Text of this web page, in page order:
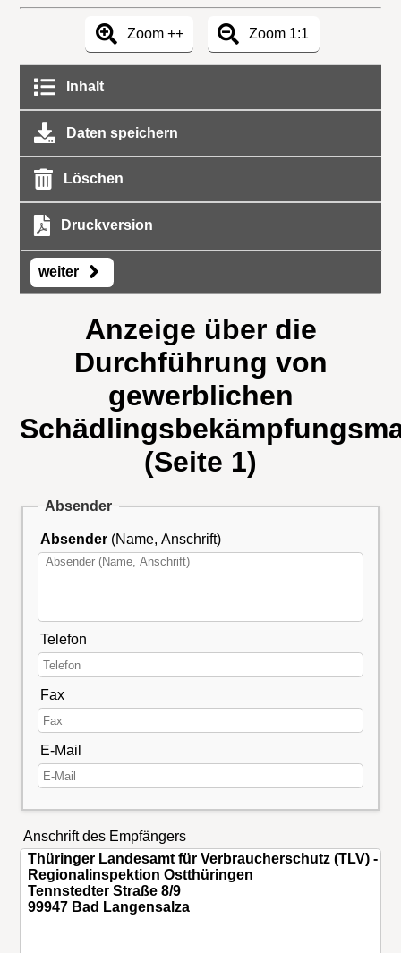
Zoom ++ Zoom 1:1
Inhalt
Daten speichern
Löschen
Druckversion
weiter
Anzeige über die
Durchführung von
gewerblichen
(Seite 1)
Absender
Absender (Name, Anschrift)
Telefon
Fax
E-Mail
Anschrift des Empfängers